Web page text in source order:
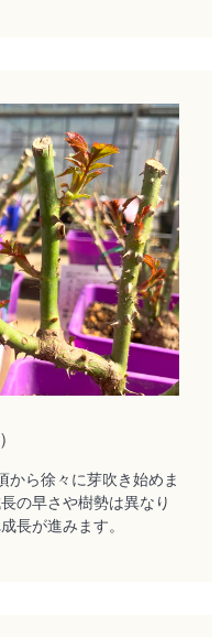
から徐々に芽吹き始めま
の早さや樹勢は異なり
長が進みます。